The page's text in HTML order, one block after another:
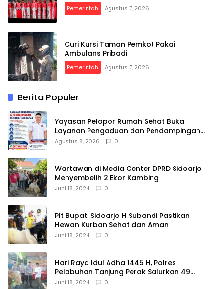
Pemerintah Agustus 7, 2026
Curi Kursi Taman Pemkot Pakai
Ambulans Pribadi
Pemerintah Agustus 7, 2026
Berita Populer
Yayasan Pelopor Rumah Sehat Buka
Layanan Pengaduan dan Pendampingan
Rehabilitasi NAPZA 24 Jam
Agustus 8, 2026 0
Wartawan di Media Center DPRD Sidoarjo
Menyembelih 2 Ekor Kambing
Juni 18, 2024 0
Plt Bupati Sidoarjo H Subandi Pastikan
Hewan Kurban Sehat dan Aman
Juni 18, 2024 0
Hari Raya Idul Adha 1445 H, Polres
Pelabuhan Tanjung Perak Salurkan 49
Hewan Korban.
Juni 18, 2024 0